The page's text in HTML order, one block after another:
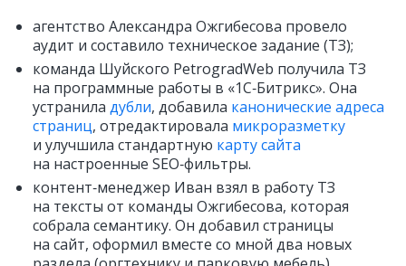
агентство Александра Ожгибесова провело
аудит и составило техническое задание (ТЗ);
команда Шуйского PetrogradWeb получила ТЗ
на программные работы в «1С‑Битрикс». Она
устранила дубли, добавила канонические адреса
страниц, отредактировала микроразметку
и улучшила стандартную карту сайта
на настроенные SEO‑фильтры.
контент‑менеджер Иван взял в работу ТЗ
на тексты от команды Ожгибесова, которая
собрала семантику. Он добавил страницы
на сайт, оформил вместе со мной два новых